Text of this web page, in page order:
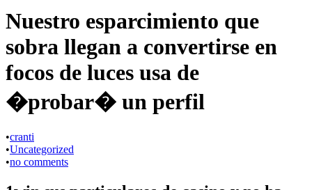
Nuestro esparcimiento que
sobra llegan a convertirse en
focos de luces usa de
�probar� un perfil
•cranti
•Uncategorized
•no comments